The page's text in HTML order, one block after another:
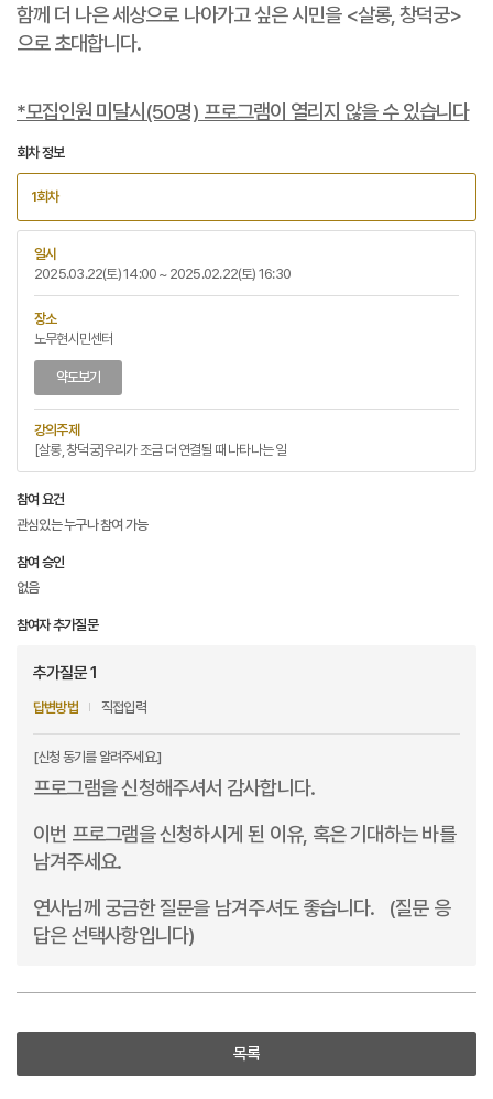
함께 더 나은 세상으로 나아가고 싶은 시민을 <살롱, 창덕궁>
으로 초대합니다.
*모집인원 미달시(50명) 프로그램이 열리지 않을 수 있습니다
회차 정보
1회차
일시
2025.03.22(토) 14:00 ~ 2025.02.22(토) 16:30
장소
노무현시민센터
약도보기
강의주제
[살롱, 창덕궁]우리가 조금 더 연결될 때 나타나는 일
참여 요건
관심있는 누구나 참여 가능
참여 승인
없음
참여자 추가질문
추가질문 1
답변방법 직접입력
[신청 동기를 알려주세요.]
프로그램을 신청해주셔서 감사합니다.
이번 프로그램을 신청하시게 된 이유, 혹은 기대하는 바를
남겨주세요.
연사님께 궁금한 질문을 남겨주셔도 좋습니다. (질문 응
답은 선택사항입니다)
목록